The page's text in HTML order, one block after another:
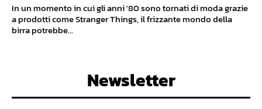
In un momento in cui gli anni '80 sono tornati di moda grazie
a prodotti come Stranger Things, il frizzante mondo della
birra potrebbe...
Newsletter